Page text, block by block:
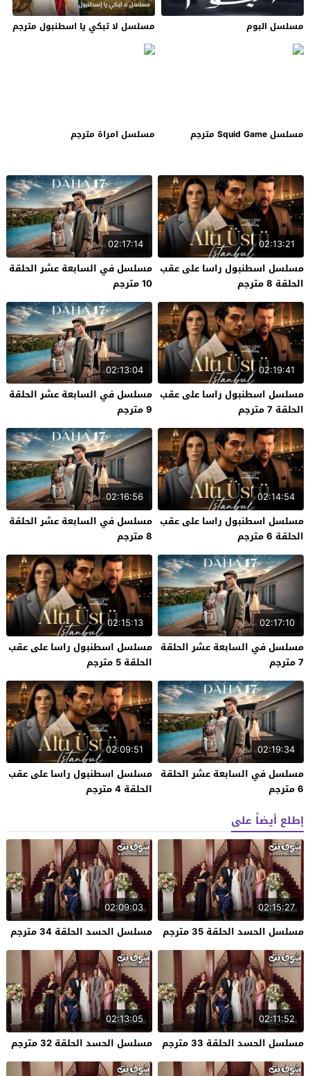
مسلسل البوم مسلسل لا تبكي يا اسطنبول مترجم
مسلسل Squid Game مترجم مسلسل امراة مترجم
02:13:21
مسلسل اسطنبول راسا على عقب
الحلقة 8 مترجم
02:17:14
مسلسل في السابعة عشر الحلقة
10 مترجم
02:19:41
مسلسل اسطنبول راسا على عقب
الحلقة 7 مترجم
02:13:04
مسلسل في السابعة عشر الحلقة
9 مترجم
02:14:54
مسلسل اسطنبول راسا على عقب
الحلقة 6 مترجم
02:16:56
مسلسل في السابعة عشر الحلقة
8 مترجم
02:17:10
مسلسل في السابعة عشر الحلقة
7 مترجم
02:15:13
مسلسل اسطنبول راسا على عقب
الحلقة 5 مترجم
02:19:34
مسلسل في السابعة عشر الحلقة
6 مترجم
02:09:51
مسلسل اسطنبول راسا على عقب
الحلقة 4 مترجم
إطلع أيضاً على
02:15:27
مسلسل الحسد الحلقة 35 مترجم
02:09:03
مسلسل الحسد الحلقة 34 مترجم
02:11:52
مسلسل الحسد الحلقة 33 مترجم
02:13:05
مسلسل الحسد الحلقة 32 مترجم